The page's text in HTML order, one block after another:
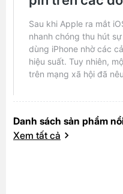
Danh sách sản phẩm
Xem tất cả